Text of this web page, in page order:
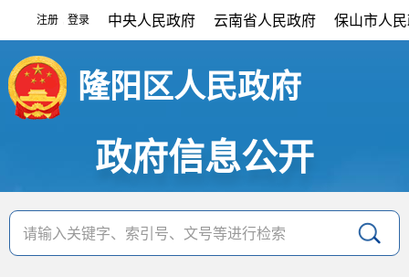
注册 登录 中央人民政府 云南省人民政府 保山市人
隆阳区人民政府
政府信息公开